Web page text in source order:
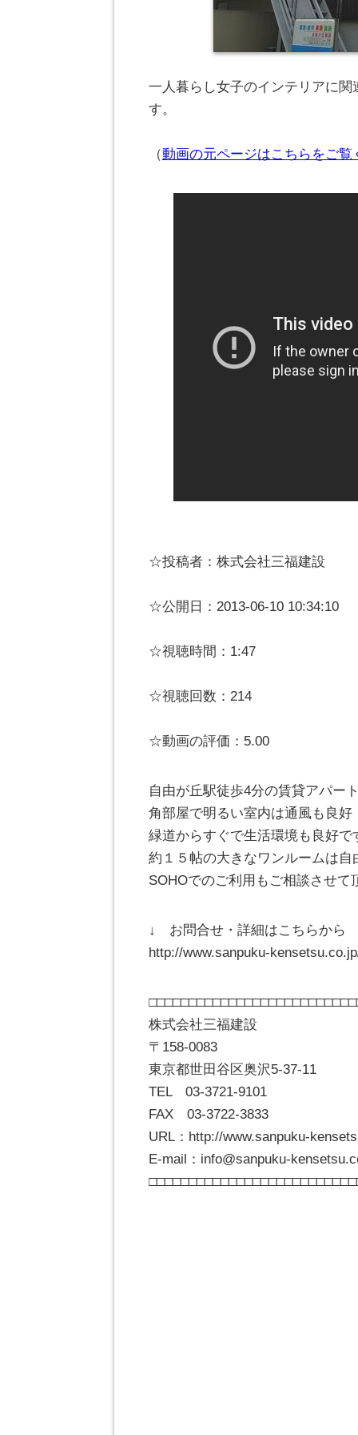
一人暮らし女子のインテリアに関
す。
（動画の元ページはこちらをご覧
☆投稿者：株式会社三福建設
☆公開日：2013-06-10 10:34:10
☆視聴時間：1:47
☆視聴回数：214
☆動画の評価：5.00
自由が丘駅徒歩4分の賃貸アパート
角部屋で明るい室内は通風も良好
緑道からすぐで生活環境も良好で
約１５帖の大きなワンルームは自
SOHOでのご利用もご相談させて
↓ お問合せ・詳細はこちらから
http://www.sanpuku-
株式会社三福建設
〒158-0083
東京都世田谷区奥沢5-37-11
TEL 03-3721-9101
FAX 03-3722-3833
URL：http://www.sanpuku-
E-mail：info@sanpuku-